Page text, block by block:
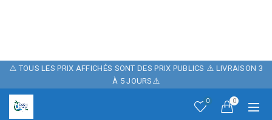
⚠️ TOUS LES PRIX AFFICHÉS SONT DES PRIX PUBLICS ⚠️ LIVRAISON 3
À 5 JOURS⚠️
0 0
10% DE REMISE
SUR NOTRE SITE